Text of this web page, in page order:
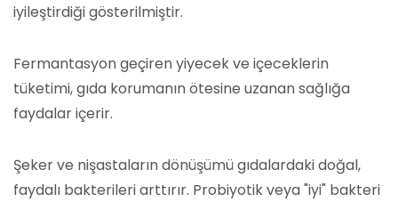
iyileştirdiği gösterilmiştir.
Fermantasyon geçiren yiyecek ve içeceklerin
tüketimi, gıda korumanın ötesine uzanan sağlığa
faydalar içerir.
Şeker ve nişastaların dönüşümü gıdalardaki doğal,
faydalı bakterileri arttırır. Probiyotik veya "iyi" bakteri